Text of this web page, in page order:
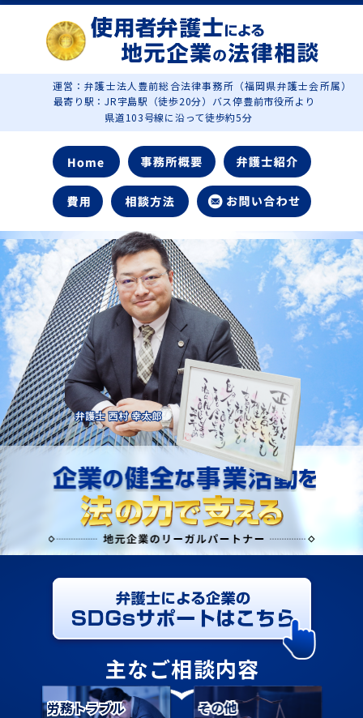
運営：弁護士法人豊前総合法律事務所（福岡県弁護士会所属）
最寄り駅：JR宇島駅（徒歩20分）バス停豊前市役所より
県道103号線に沿って徒歩約5分
主なご相談内容
契約書 債権回収
クレーム対応 不動産
労務トラブル その他